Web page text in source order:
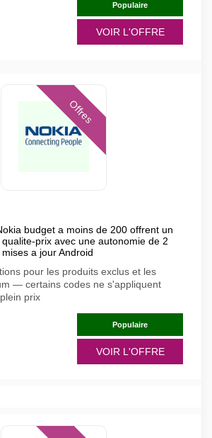
Populaire
VOIR L'OFFRE
Offres
budget a moins de 200 offrent un
prix avec une autonomie de 2
a jour Android
pour les produits exclus et les
— certains codes ne s'appliquent
prix
Populaire
VOIR L'OFFRE